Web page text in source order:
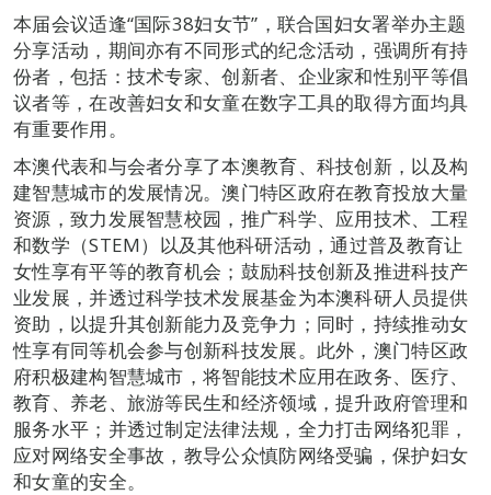
本届会议适逢“国际38妇女节”，联合国妇女署举办主题
分享活动，期间亦有不同形式的纪念活动，强调所有持
份者，包括：技术专家、创新者、企业家和性别平等倡
议者等，在改善妇女和女童在数字工具的取得方面均具
有重要作用。
本澳代表和与会者分享了本澳教育、科技创新，以及构
建智慧城市的发展情况。澳门特区政府在教育投放大量
资源，致力发展智慧校园，推广科学、应用技术、工程
和数学（STEM）以及其他科研活动，通过普及教育让
女性享有平等的教育机会；鼓励科技创新及推进科技产
业发展，并透过科学技术发展基金为本澳科研人员提供
资助，以提升其创新能力及竞争力；同时，持续推动女
性享有同等机会参与创新科技发展。此外，澳门特区政
府积极建构智慧城市，将智能技术应用在政务、医疗、
教育、养老、旅游等民生和经济领域，提升政府管理和
服务水平；并透过制定法律法规，全力打击网络犯罪，
应对网络安全事故，教导公众慎防网络受骗，保护妇女
和女童的安全。